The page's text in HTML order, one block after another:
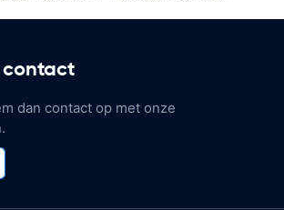
contact
dan contact op met onze